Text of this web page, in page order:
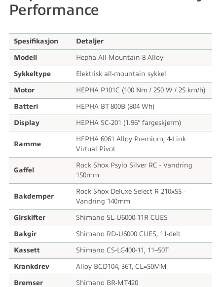
Performance
Spesifikasjon Detaljer
Modell Hepha All Mountain 8 Alloy
Sykkeltype Elektrisk all-mountain sykkel
Motor HEPHA P101C (100 Nm / 250 W / 25 km/h)
Batteri HEPHA BT-800B (804 Wh)
Display HEPHA SC-201 (1.96” fargeskjerm)
Ramme
HEPHA 6061 Alloy Premium, 4-Link
Virtual Pivot
Gaffel
Rock Shox Psylo Silver RC - Vandring
150mm
Bakdemper
Rock Shox Deluxe Select R 210x55 -
Vandring 140mm
Girskifter Shimano SL-U6000-11R CUES
Bakgir Shimano RD-U6000 CUES, 11-delt
Kassett Shimano CS-LG400-11, 11–50T
Krankdrev Alloy BCD104, 36T, CL=50MM
Bremser Shimano BR-MT420